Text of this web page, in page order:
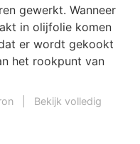
gewerkt. Wanneer
in olijfolie komen
er wordt gekookt
het rookpunt van
Bekijk volledig